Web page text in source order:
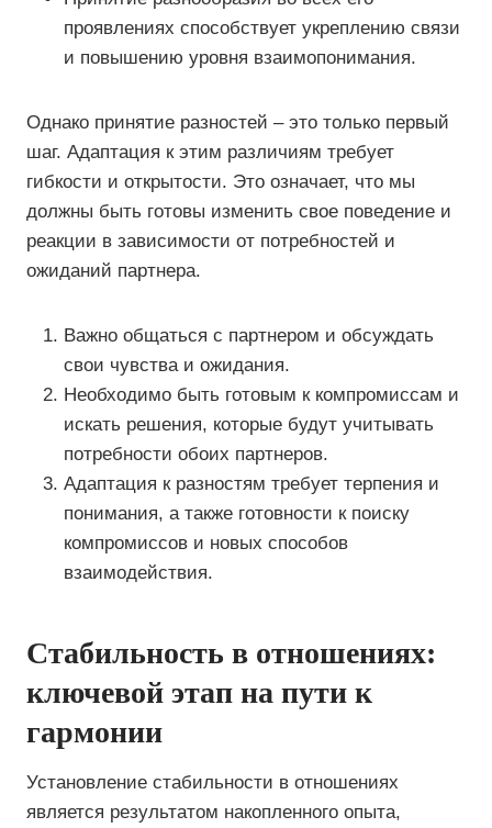
проявлениях способствует укреплению связи
и повышению уровня взаимопонимания.
Однако принятие разностей – это только первый
шаг. Адаптация к этим различиям требует
гибкости и открытости. Это означает, что мы
должны быть готовы изменить свое поведение и
реакции в зависимости от потребностей и
ожиданий партнера.
Важно общаться с партнером и обсуждать
свои чувства и ожидания.
Необходимо быть готовым к компромиссам и
искать решения, которые будут учитывать
потребности обоих партнеров.
Адаптация к разностям требует терпения и
понимания, а также готовности к поиску
компромиссов и новых способов
взаимодействия.
Стабильность в отношениях:
ключевой этап на пути к
гармонии
Установление стабильности в отношениях
является результатом накопленного опыта,